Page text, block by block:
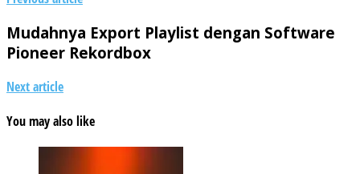
Mudahnya Export Playlist dengan Software
Pioneer Rekordbox
Next article
You may also like